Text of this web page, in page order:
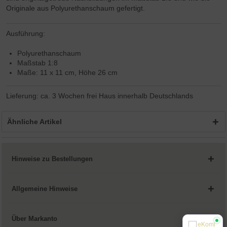
Originale aus Polyurethanschaum gefertigt.
Ausführung:
Polyurethanschaum
Maßstab 1:8
Maße: 11 x 11 cm, Höhe 26 cm
Lieferung: ca. 3 Wochen frei Haus innerhalb Deutschlands
Ähnliche Artikel
Hinweise zu Bestellungen
Allgemeine Hinweise
Über Markanto